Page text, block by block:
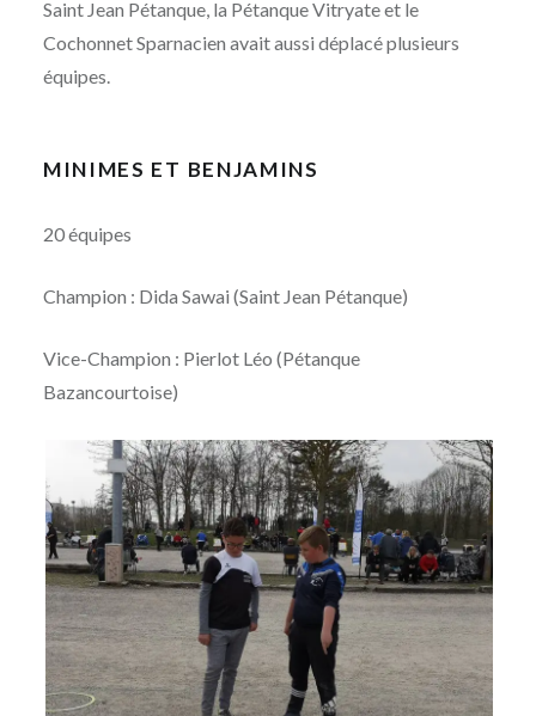
Saint Jean Pétanque, la Pétanque Vitryate et le
Cochonnet Sparnacien avait aussi déplacé plusieurs
équipes.
MINIMES ET BENJAMINS
20 équipes
Champion : Dida Sawai (Saint Jean Pétanque)
Vice-Champion : Pierlot Léo (Pétanque
Bazancourtoise)